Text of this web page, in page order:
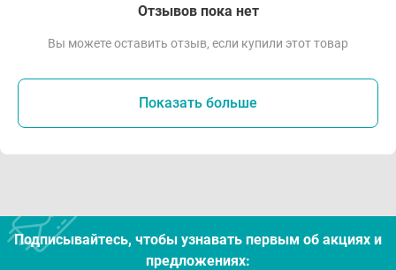
Отзывов пока нет
Вы можете оставить отзыв, если купили этот товар
Показать больше
Подписывайтесь, чтобы узнавать первым об акцияx и
предложениях: